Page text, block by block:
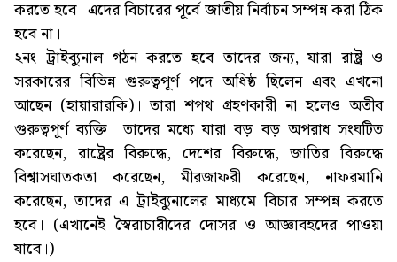
করতে হবে। এদের বিচারের পূর্বে জাতীয় নির্বাচন সম্পন্ন করা ঠিক
হবে না।
২নং ট্রাইব্যুনাল গঠন করতে হবে তাদের জন্য, যারা রাষ্ট্র ও
সরকারের বিভিন্ন গুরুত্বপূর্ণ পদে অধিষ্ঠ ছিলেন এবং এখনো
আছেন (হায়ারারকি)। তারা শপথ গ্রহণকারী না হলেও অতীব
গুরুত্বপূর্ণ ব্যক্তি। তাদের মধ্যে যারা বড় বড় অপরাধ সংঘটিত
করেছেন, রাষ্ট্রের বিরুদ্ধে, দেশের বিরুদ্ধে, জাতির বিরুদ্ধে
বিশ্বাসঘাতকতা করেছেন, মীরজাফরী করেছেন, নাফরমানি
করেছেন, তাদের এ ট্রাইব্যুনালের মাধ্যমে বিচার সম্পন্ন করতে
হবে। (এখানেই স্বৈরাচারীদের দোসর ও আজ্ঞাবহদের পাওয়া
যাবে।)